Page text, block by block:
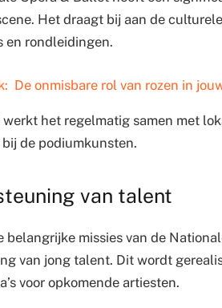
Het draagt bij aan de
en rondleidingen.
De onmisbare rol van rozen in
werkt het regelmatig samen met
de podiumkunsten.
van talent
belangrijke missies van de
van jong talent. Dit wordt
voor opkomende artiesten.